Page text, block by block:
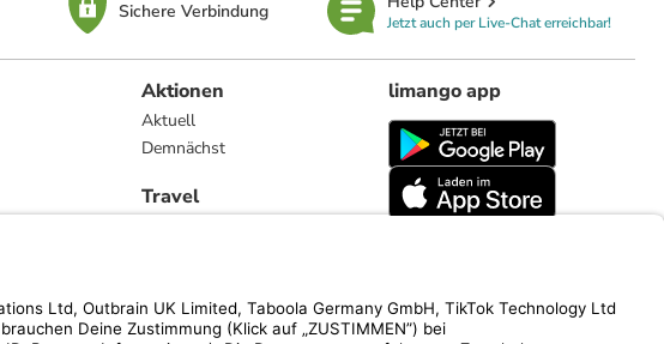
Sichere Verbindung Jetzt auch per Live-Chat erreichbar!
Aktionen
Aktuell
Demnächst
Travel
limango app